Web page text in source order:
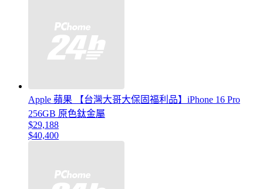
Apple 蘋果 【台灣大哥大保固福利品】iPhone 16 Pro
256GB 原色鈦金屬
$29,188
$40,400